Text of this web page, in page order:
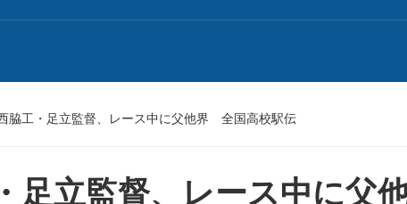
脇工・足立監督、レース中に父他界 全国高校駅伝
足立監督、レース中に父